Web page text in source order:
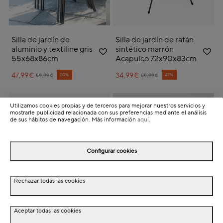
Silla de jardín de
aluminio y textiline gris
55x68x86cm
Price reduced from
59,99€
to 20%
47,99€
Silla de jardín de ratán
sintético marrón
Acapulco 72x90x83cm
Price reduced from
59,99€
to 42%
34,99€
Silla de jardín de ratán
Silla de jardín de ratán
Utilizamos cookies propias y de terceros para mejorar nuestros servicios y
mostrarle publicidad relacionada con sus preferencias mediante el análisis
de sus hábitos de navegación. Más información aquí.
Configurar cookies
Rechazar todas las cookies
Aceptar todas las cookies